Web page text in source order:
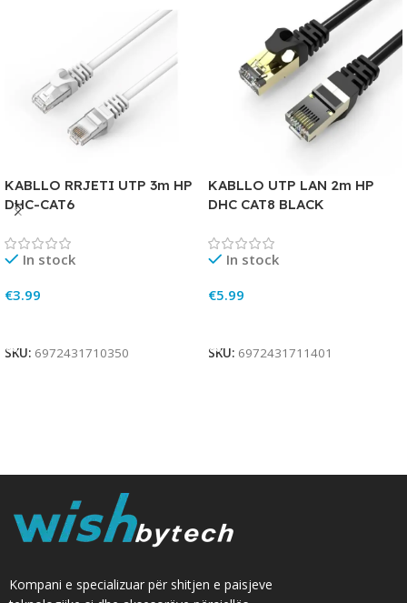
KABLLO RRJETI UTP 3m HP
DHC-CAT6
In stock
€3.99
SKU: 6972431710350
KABLLO UTP LAN 2m HP
DHC CAT8 BLACK
In stock
€5.99
SKU: 6972431711401
Kompani e specializuar për shitjen e paisjeve